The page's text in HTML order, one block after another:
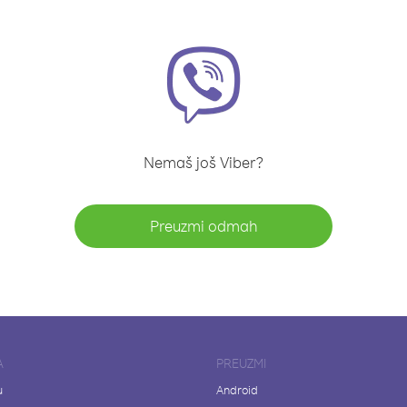
Nemaš još Viber?
Preuzmi odmah
PREUZMI
Android